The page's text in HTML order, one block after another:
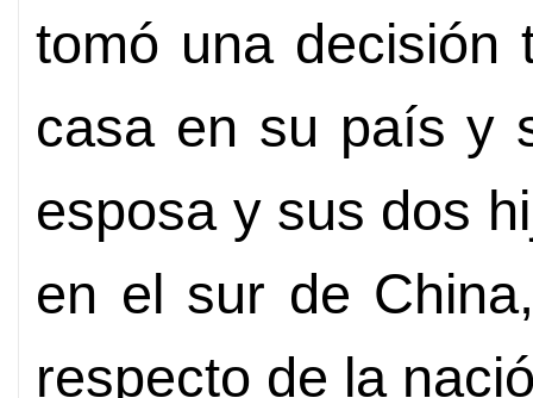
tomó una decisión
casa en su país y
esposa y sus dos
en el sur de
respecto de la